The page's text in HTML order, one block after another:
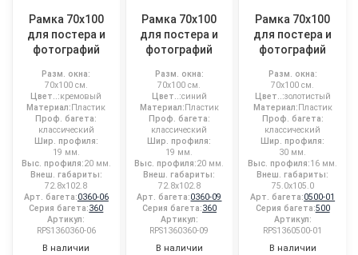
Рамка 70x100
для постера и
фотографий
Разм. окна:
70x100 см.
Цвет..:кремовый
Материал: Пластик
Проф. багета:
классический
Шир. профиля:
19 мм.
Выс. профиля:20 мм.
Внеш. габариты:
72.8x102.8
Арт. багета:0360-06
Серия багета:360
Артикул:
RPS1360360-06
В наличии
Рамка 70x100
для постера и
фотографий
Разм. окна:
70x100 см.
Цвет..:синий
Материал: Пластик
Проф. багета:
классический
Шир. профиля:
19 мм.
Выс. профиля:20 мм.
Внеш. габариты:
72.8x102.8
Арт. багета:0360-09
Серия багета:360
Артикул:
RPS1360360-09
В наличии
Рамка 70x100
для постера и
фотографий
Разм. окна:
70x100 см.
Цвет..:золотистый
Материал: Пластик
Проф. багета:
классический
Шир. профиля:
30 мм.
Выс. профиля:16 мм.
Внеш. габариты:
75.0x105.0
Арт. багета:0500-01
Серия багета:500
Артикул:
RPS1360500-01
В наличии